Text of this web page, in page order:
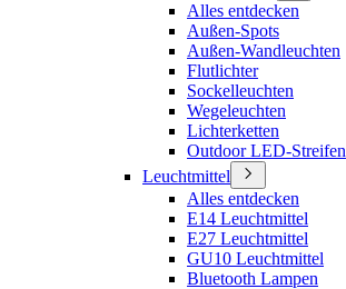
Alles entdecken
Außen-Spots
Außen-Wandleuchten
Flutlichter
Sockelleuchten
Wegeleuchten
Lichterketten
Outdoor LED-Streifen
Leuchtmittel
Alles entdecken
E14 Leuchtmittel
E27 Leuchtmittel
GU10 Leuchtmittel
Bluetooth Lampen